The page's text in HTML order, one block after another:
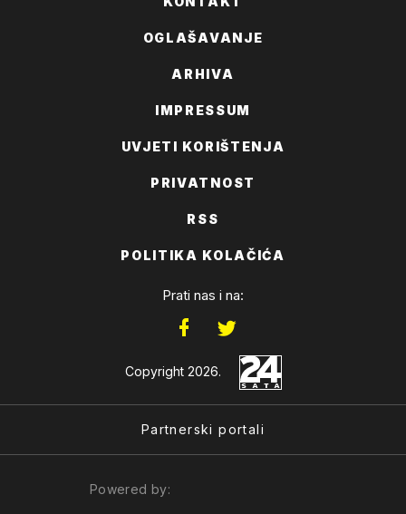
OGLAŠAVANJE
ARHIVA
IMPRESSUM
UVJETI KORIŠTENJA
PRIVATNOST
RSS
POLITIKA KOLAČIĆA
Prati nas i na:
Copyright 2026.
Partnerski portali
Powered by: